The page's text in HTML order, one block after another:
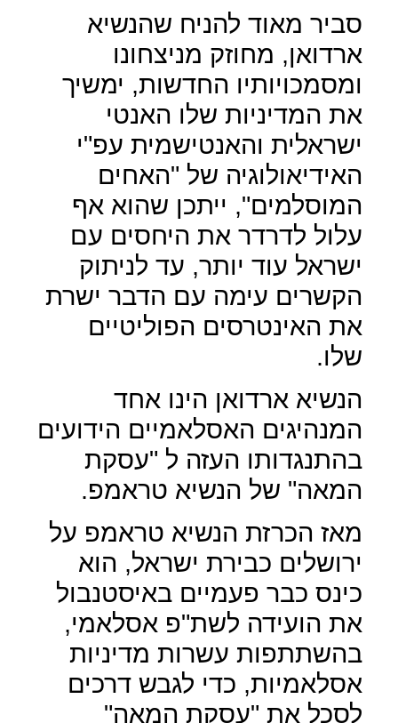
סביר מאוד להניח שהנשיא
ארדואן, מחוזק מניצחונו
ומסמכויותיו החדשות, ימשיך
את המדיניות שלו האנטי
ישראלית והאנטישמית עפ"י
האידיאולוגיה של "האחים
המוסלמים", ייתכן שהוא אף
עלול לדרדר את היחסים עם
ישראל עוד יותר, עד לניתוק
הקשרים עימה עם הדבר ישרת
את האינטרסים הפוליטיים
שלו.
הנשיא ארדואן הינו אחד
המנהיגים האסלאמיים הידועים
בהתנגדותו העזה ל "עסקת
המאה" של הנשיא טראמפ.
מאז הכרזת הנשיא טראמפ על
ירושלים כבירת ישראל, הוא
כינס כבר פעמיים באיסטנבול
את הועידה לשת"פ אסלאמי,
בהשתתפות עשרות מדיניות
אסלאמיות, כדי לגבש דרכים
לסכל את "עסקת המאה"